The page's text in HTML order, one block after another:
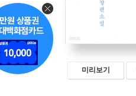
미리보기